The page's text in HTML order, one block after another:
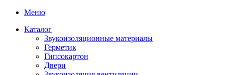
Меню
Каталог
Звукоизоляционные материалы
Герметик
Гипсокартон
Двери